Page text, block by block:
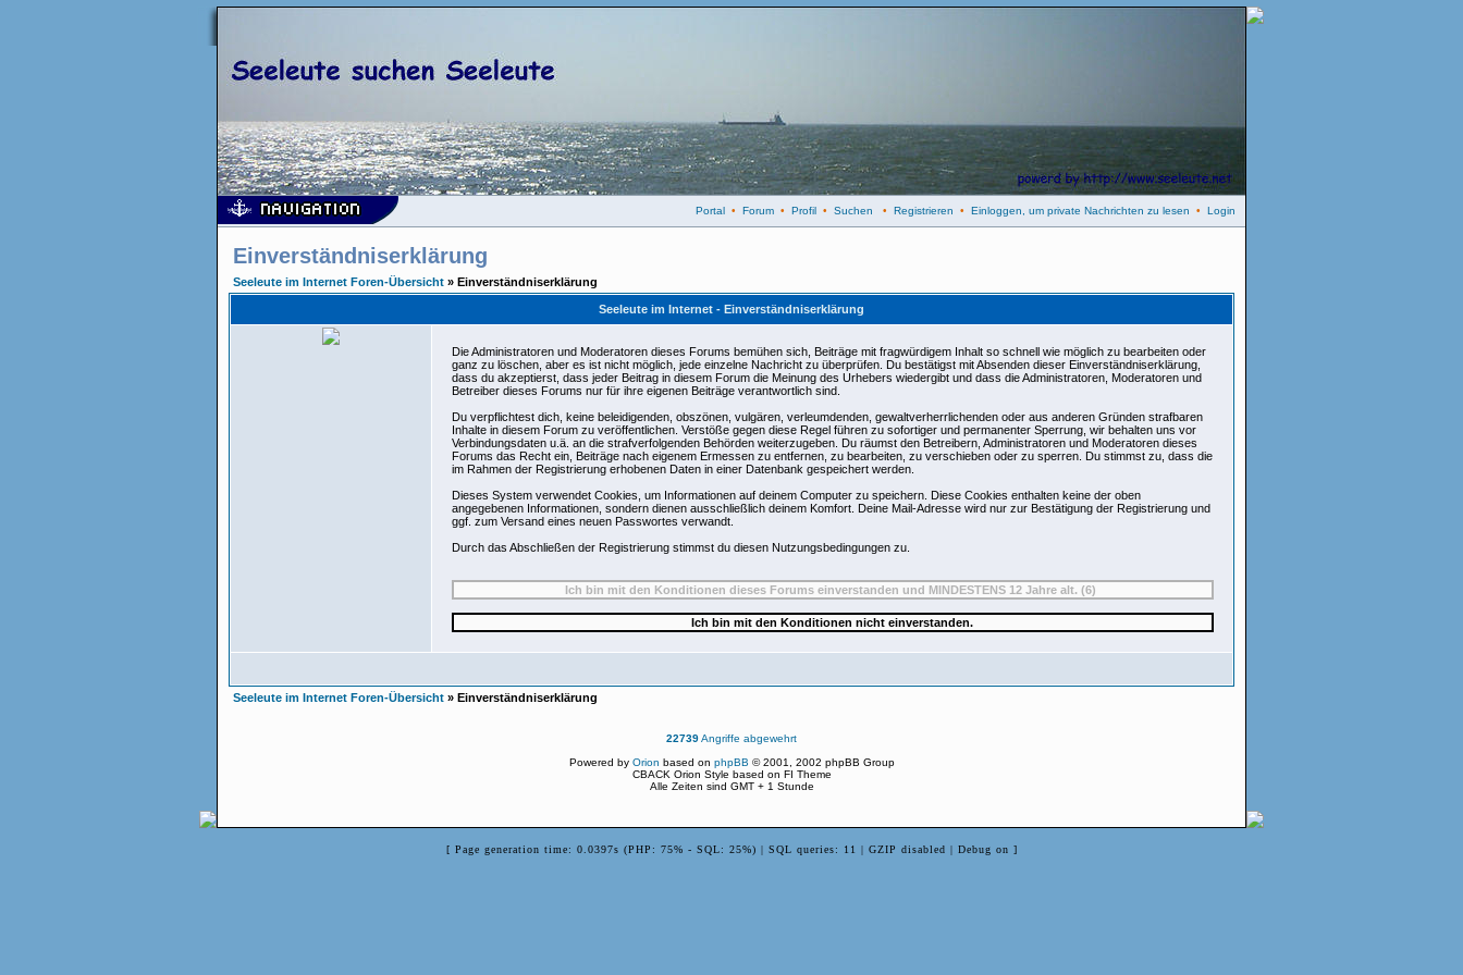
Portal • Forum • Profil • Suchen • Registrieren • Einloggen, um private Nachrichten zu lesen • Login
Einverständniserklärung
Seeleute im Internet Foren-Übersicht » Einverständniserklärung
Seeleute im Internet - Einverständniserklärung
Die Administratoren und Moderatoren dieses Forums bemühen sich, Beiträge mit fragwürdigem Inhalt so schnell wie möglich zu bearbeiten oder
ganz zu löschen, aber es ist nicht möglich, jede einzelne Nachricht zu überprüfen. Du bestätigst mit Absenden dieser Einverständniserklärung,
dass du akzeptierst, dass jeder Beitrag in diesem Forum die Meinung des Urhebers wiedergibt und dass die Administratoren, Moderatoren und
Betreiber dieses Forums nur für ihre eigenen Beiträge verantwortlich sind.
Du verpflichtest dich, keine beleidigenden, obszönen, vulgären, verleumdenden, gewaltverherrlichenden oder aus anderen Gründen strafbaren
Inhalte in diesem Forum zu veröffentlichen. Verstöße gegen diese Regel führen zu sofortiger und permanenter Sperrung, wir behalten uns vor
Verbindungsdaten u.ä. an die strafverfolgenden Behörden weiterzugeben. Du räumst den Betreibern, Administratoren und Moderatoren dieses
Forums das Recht ein, Beiträge nach eigenem Ermessen zu entfernen, zu bearbeiten, zu verschieben oder zu sperren. Du stimmst zu, dass die
im Rahmen der Registrierung erhobenen Daten in einer Datenbank gespeichert werden.
Dieses System verwendet Cookies, um Informationen auf deinem Computer zu speichern. Diese Cookies enthalten keine der oben
angegebenen Informationen, sondern dienen ausschließlich deinem Komfort. Deine Mail-Adresse wird nur zur Bestätigung der Registrierung und
ggf. zum Versand eines neuen Passwortes verwandt.
Durch das Abschließen der Registrierung stimmst du diesen Nutzungsbedingungen zu.
Seeleute im Internet Foren-Übersicht » Einverständniserklärung
22739Angriffe abgewehrt
Powered by Orion based on phpBB © 2001, 2002 phpBB Group
CBACK Orion Style based on FI Theme
Alle Zeiten sind GMT + 1 Stunde
[ Page generation time: 0.0397s (PHP: 75% - SQL: 25%) | SQL queries: 11 | GZIP disabled | Debug on ]